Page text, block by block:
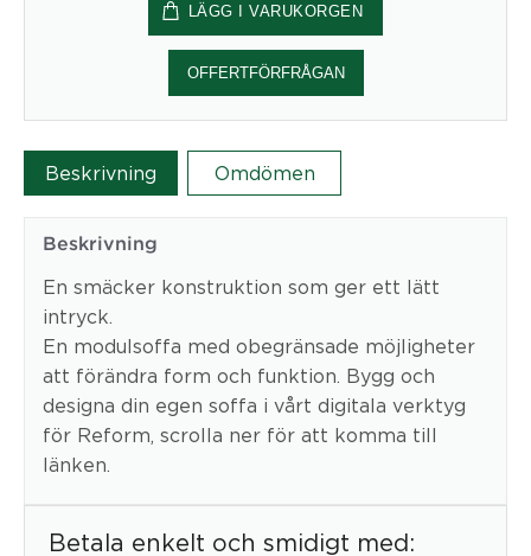
sits,
mellan
rygghöjd,
armstöd
mängd
LÄGG I VARUKORGEN
OFFERTFÖRFRÅGAN
Beskrivning Omdömen
Beskrivning
En smäcker konstruktion som ger ett lätt
intryck.
En modulsoffa med obegränsade möjligheter
att förändra form och funktion. Bygg och
designa din egen soffa i vårt digitala verktyg
för Reform, scrolla ner för att komma till
länken.
Betala enkelt och smidigt med: